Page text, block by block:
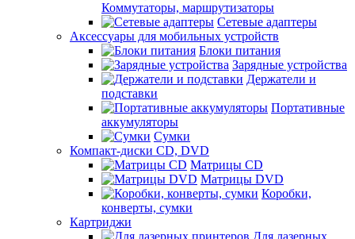
Коммутаторы, маршрутизаторы
Сетевые адаптеры
Аксессуары для мобильных устройств
Блоки питания
Зарядные устройства
Держатели и
подставки
Портативные
аккумуляторы
Сумки
Компакт-диски CD, DVD
Матрицы CD
Матрицы DVD
Коробки,
конверты, сумки
Картриджи
Для лазерных